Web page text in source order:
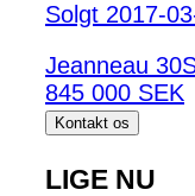
Solgt 2017-
Jeanneau
845 000 SEK
Kontakt os
LIGE NU